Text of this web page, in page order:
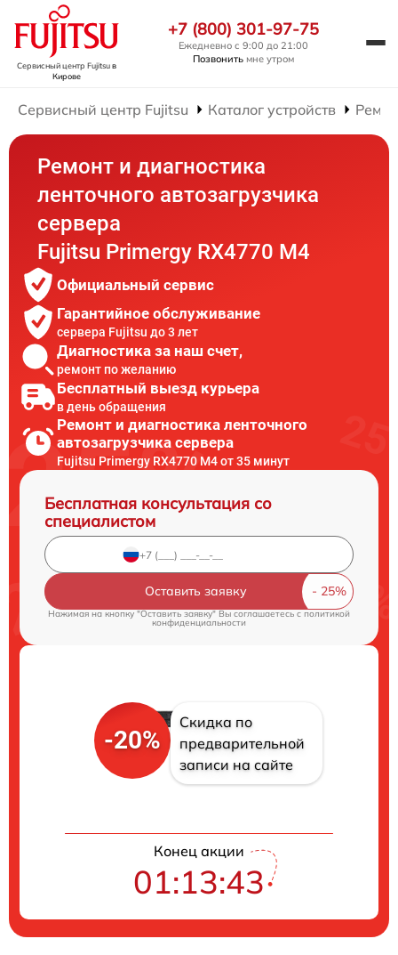
Сервисный центр Fujitsuв
Кирове
+7 (800) 301-97-75
Ежедневно с 9:00 до 21:00
Позвонить мне утром
Сервисный центр Fujitsu Каталог устройств
Ремонт и диагностика
ленточного автозагрузчика
сервера
Fujitsu Primergy RX4770 M4
Официальный сервис
Гарантийное обслуживание
сервера Fujitsu до 3 лет
Диагностика за наш счет,
ремонт по желанию
Бесплатный выезд курьера
в день обращения
Ремонт и диагностика ленточного
автозагрузчика сервера
Fujitsu Primergy RX4770 M4 от 35 минут
Бесплатная консультация со
специалистом
Оставить заявку
Нажимая на кнопку "Оставить заявку" Вы соглашаетесь cполитикой
конфиденциальности
-20%
Скидка по
предварительной
записи на сайте
Конец акции
01:13:42